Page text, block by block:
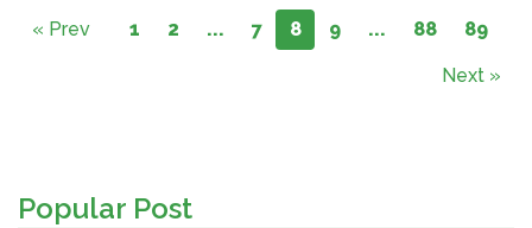
« Prev 1 2 ... 7 8 9 ... 88 89
Next »
Popular Post